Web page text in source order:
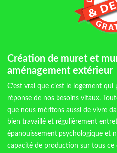
Création de muret et
aménagement extérieur
C’est vrai que c’est le logement
réponse de nos besoins vitaux.
que nous méritons aussi de vivre
bien travaillé et régulièrement
épanouissement psychologique et
capacité de production sur tous ce